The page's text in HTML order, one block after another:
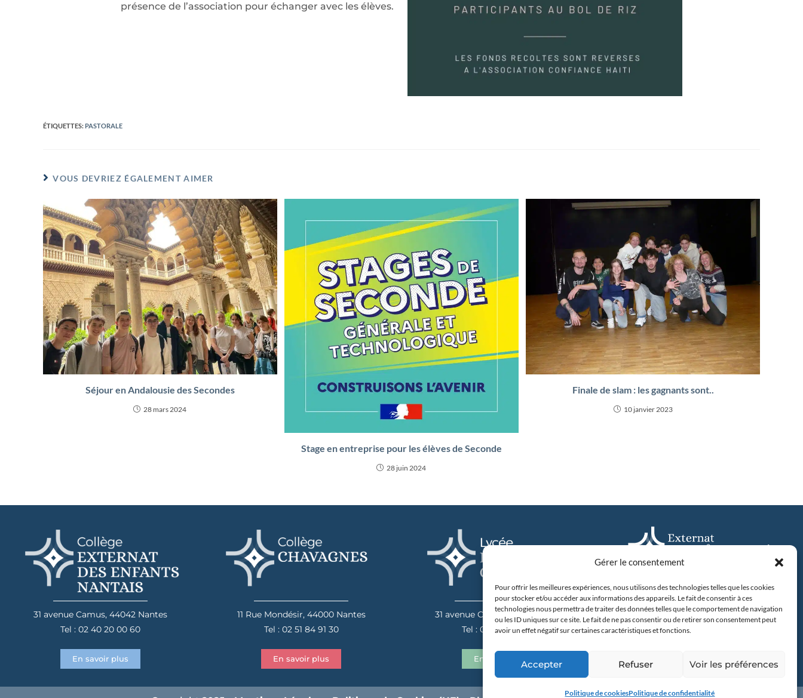
Gérer le consentement
Pour offrir les meilleures expériences, nous utilisons des technologies telles que les cookies
pour stocker et/ou accéder aux informations des appareils. Le fait de consentir à ces
technologies nous permettra de traiter des données telles que le comportement de navigation
ou les ID uniques sur ce site. Le fait de ne pas consentir ou de retirer son consentement peut
avoir un effet négatif sur certaines caractéristiques et fonctions.
Accepter Refuser Voir les préférences
Politique de cookiesPolitique de confidentialité
présence de l’association pour échanger avec les élèves.
ÉTIQUETTES:PASTORALE
VOUS DEVRIEZ ÉGALEMENT AIMER
Séjour en Andalousie des Secondes
28 mars 2024
Stage en entreprise pour les élèves de Seconde
28 juin 2024
Finale de slam : les gagnants sont..
10 janvier 2023
31 avenue Camus, 44042 Nantes
Tel : 02 40 20 00 60
En savoir plus
11 Rue Mondésir, 44000 Nantes
Tel : 02 51 84 91 30
En savoir plus
31 avenue Camus, 44042 Nantes
Tel : 02 40 20 00 60
En savoir plus
31 avenue Camus, 44042 Nantes
Tel : 02 40 20 00 60